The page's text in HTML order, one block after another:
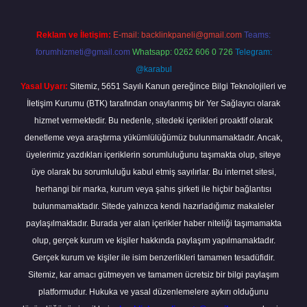
Reklam ve İletişim: E-mail: backlinkpaneli@gmail.com Teams:
forumhizmeti@gmail.com Whatsapp: 0262 606 0 726 Telegram:
@karabul
Yasal Uyarı: Sitemiz, 5651 Sayılı Kanun gereğince Bilgi Teknolojileri ve
İletişim Kurumu (BTK) tarafından onaylanmış bir Yer Sağlayıcı olarak
hizmet vermektedir. Bu nedenle, sitedeki içerikleri proaktif olarak
denetleme veya araştırma yükümlülüğümüz bulunmamaktadır. Ancak,
üyelerimiz yazdıkları içeriklerin sorumluluğunu taşımakta olup, siteye
üye olarak bu sorumluluğu kabul etmiş sayılırlar. Bu internet sitesi,
herhangi bir marka, kurum veya şahıs şirketi ile hiçbir bağlantısı
bulunmamaktadır. Sitede yalnızca kendi hazırladığımız makaleler
paylaşılmaktadır. Burada yer alan içerikler haber niteliği taşımamakta
olup, gerçek kurum ve kişiler hakkında paylaşım yapılmamaktadır.
Gerçek kurum ve kişiler ile isim benzerlikleri tamamen tesadüfidir.
Sitemiz, kar amacı gütmeyen ve tamamen ücretsiz bir bilgi paylaşım
platformudur. Hukuka ve yasal düzenlemelere aykırı olduğunu